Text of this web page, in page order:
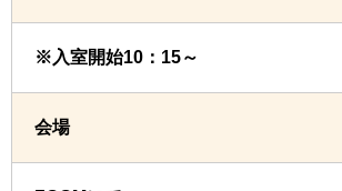
※入室開始10：15～
会場